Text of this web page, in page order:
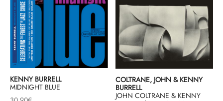
KENNY BURRELL
MIDNIGHT BLUE
COLTRANE, JOHN & KENNY
BURRELL
JOHN COLTRANE & KENNY